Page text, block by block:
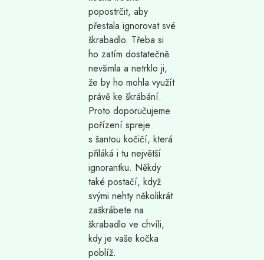
popostrčit, aby
přestala ignorovat své
škrabadlo. Třeba si
ho zatím dostatečně
nevšimla a netrklo ji,
že by ho mohla využít
právě ke škrábání.
Proto doporučujeme
pořízení spreje
s šantou kočičí, která
přiláká i tu největší
ignorantku. Někdy
také postačí, když
svými nehty několikrát
zaškrábete na
škrabadlo ve chvíli,
kdy je vaše kočka
poblíž.